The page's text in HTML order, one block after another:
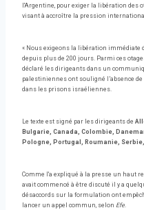
l'Argentine, pour exiger la libération des
visant à accroître la pression
« Nous exigeons la libération immédiate
depuis plus de 200 jours. Parmi ces
déclaré les dirigeants dans un
palestiniennes ont souligné l’absence
dans les prisons israéliennes.
Le texte est signé par les dirigeants de
Bulgarie, Canada, Colombie,
Pologne, Portugal, Roumanie,
Comme l'a expliqué à la presse un haut
avait commencé à être discuté il y a
désaccords sur la formulation ont
lancer un appel commun, selon Efe.